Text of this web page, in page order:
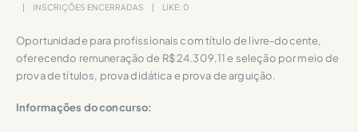
INSCRIÇÕES ENCERRADAS LIKE: 0
Oportunidade para profissionais com título de livre-docente,
oferecendo remuneração de R$ 24.309,11 e seleção por meio de
prova de títulos, prova didática e prova de arguição.
Informações do concurso: